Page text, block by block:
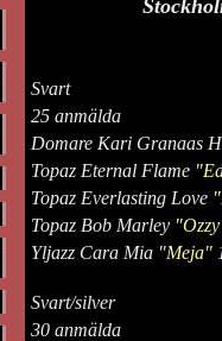
Svart
25 anmälda
Domare Kari Granaas
Topaz Eternal Flame
Topaz Everlasting Love
Topaz Bob Marley
Yljazz Cara Mia "Meja"
Svart/silver
30 anmälda